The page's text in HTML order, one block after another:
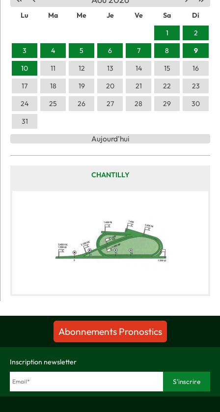
Lu Ma Me Je Ve Sa
Di
1
2
3
4 5 6 7 8
9
10
11 12 13 14 15
16
17
18 19 20 21 22
23
24
25 26 27 28 29
30
31
Aujourd'hui
CHANTILLY
Abonnements Pronostics
Inscription newsletter